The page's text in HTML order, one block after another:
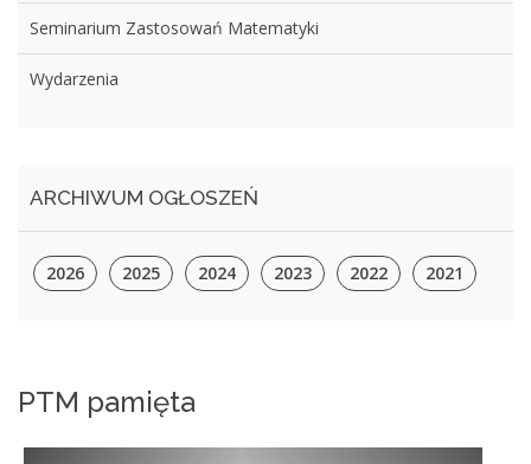
Seminarium Zastosowań Matematyki
Wydarzenia
ARCHIWUM OGŁOSZEŃ
2026 2025 2024 2023 2022 2021
PTM pamięta